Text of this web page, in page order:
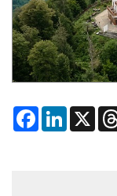
FacebookLinkedIn
X